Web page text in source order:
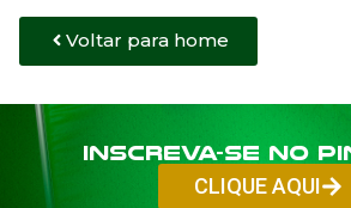
Voltar para home
Inscreva-se no
CLIQUE AQUI